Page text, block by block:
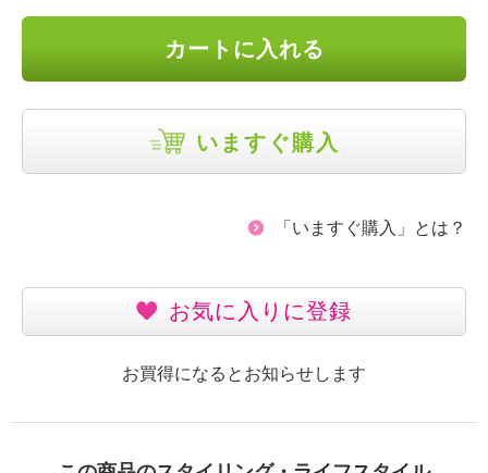
カートに入れる
いますぐ購入
「いますぐ購入」とは？
お気に入りに登録
お買得になるとお知らせします